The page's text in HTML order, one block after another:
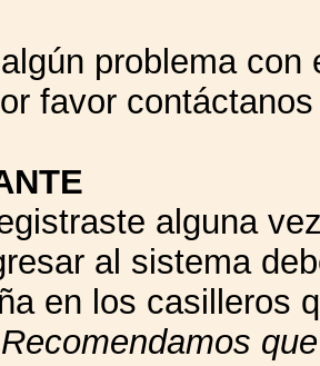
problema
favor
alguna
al sistema
en los casilleros
Recomendamos